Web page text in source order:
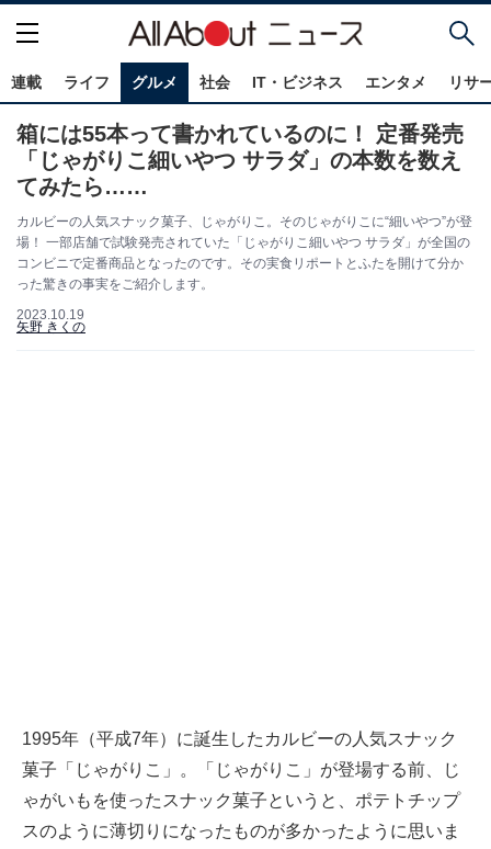
連載 ライフ グルメ 社会 IT・ビジネス エンタメ リサ
箱には55本って書かれているのに！ 定番発売
「じゃがりこ細いやつ サラダ」の本数を数え
てみたら……
カルビーの人気スナック菓子、じゃがりこ。そのじゃがりこに“細いやつ”が登
場！ 一部店舗で試験発売されていた「じゃがりこ細いやつ サラダ」が全国の
コンビニで定番商品となったのです。その実食リポートとふたを開けて分か
った驚きの事実をご紹介します。
2023.10.19
矢野 きくの
1995年（平成7年）に誕生したカルビーの人気スナック
菓子「じゃがりこ」。「じゃがりこ」が登場する前、じ
ゃがいもを使ったスナック菓子というと、ポテトチップ
スのように薄切りになったものが多かったように思いま